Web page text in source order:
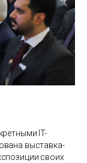
IT-
выставка-
своих